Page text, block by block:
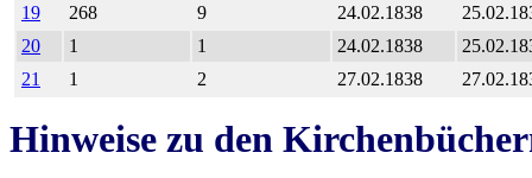
19
268 9 24.02.1838
20
1 1 24.02.1838
21
1 2 27.02.1838
Hinweise zu den